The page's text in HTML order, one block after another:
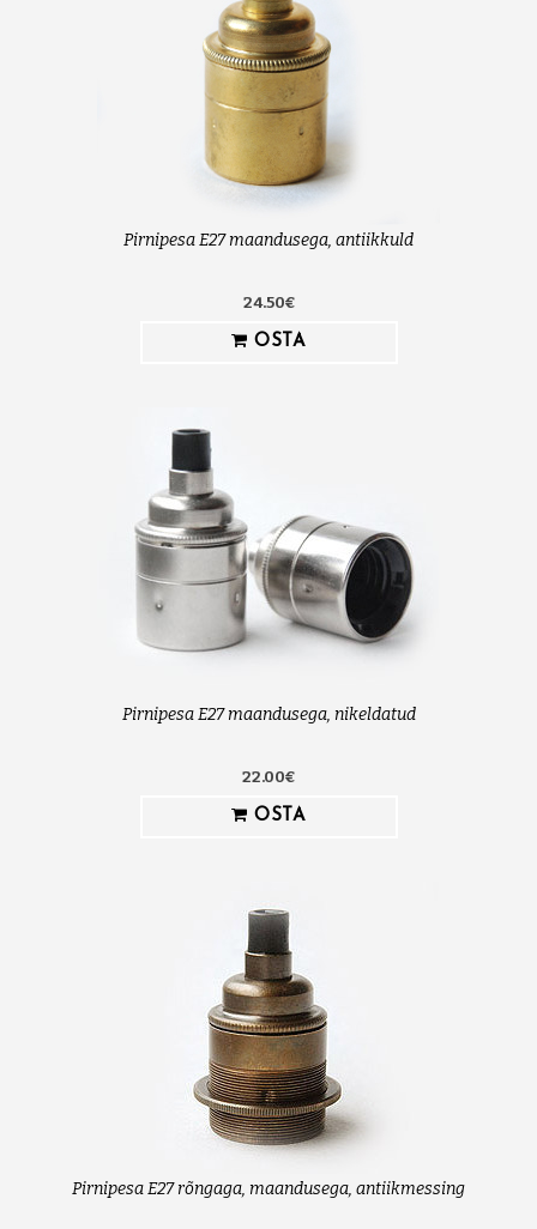
Pirnipesa E27 maandusega, antiikkuld
24.50€
OSTA
Pirnipesa E27 maandusega, nikeldatud
22.00€
OSTA
Pirnipesa E27 rõngaga, maandusega, antiikmessing